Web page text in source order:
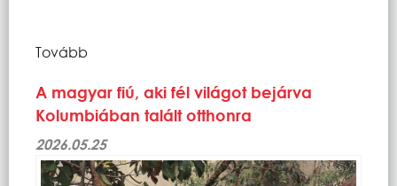
Tovább
A magyar fiú, aki fél világot bejárva
Kolumbiában talált otthonra
2026.05.25